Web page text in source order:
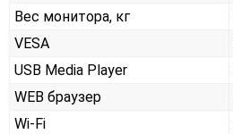
Вес монитора, кг
VESA
USB Media Player
WEB браузер
Wi-Fi